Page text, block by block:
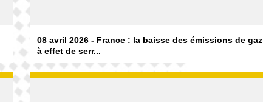
08 avril 2026 - France : la baisse des émissions de gaz
à effet de serr...